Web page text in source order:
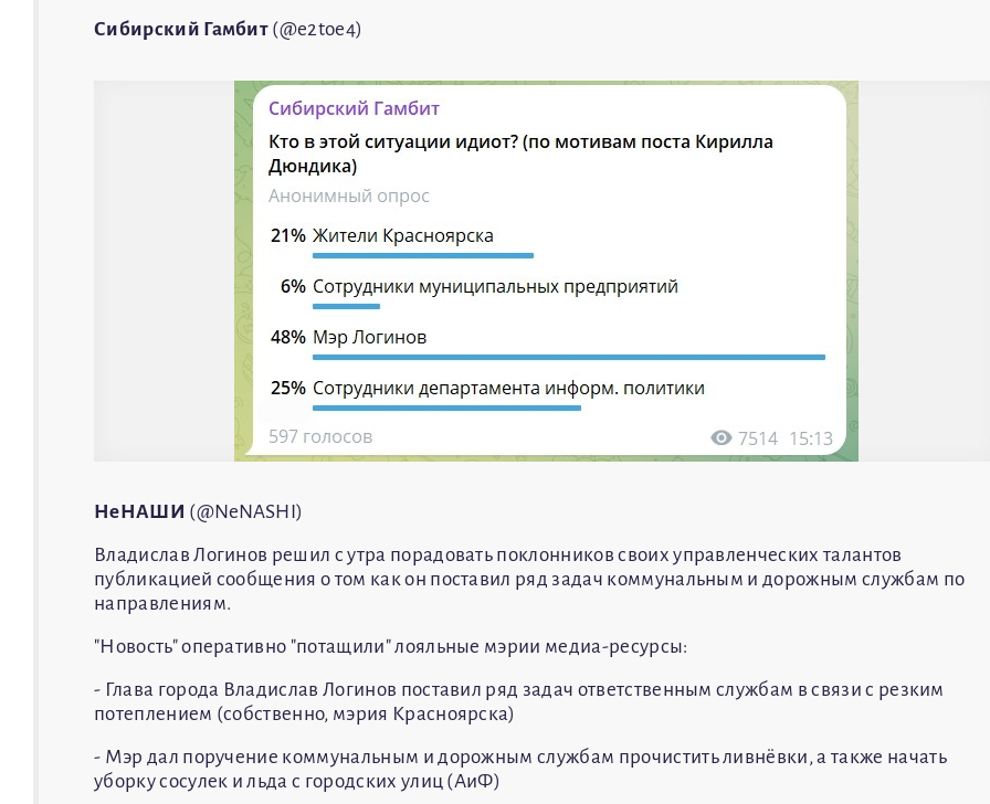
Сибирский Гамбит (@e2toe4)
НеНАШИ (@NeNASHI)
Владислав Логинов решил с утра порадовать поклонников своих управленческих талантов
публикацией сообщения о том как он поставил ряд задач коммунальным и дорожным службам по
направлениям.
"Новость" оперативно "потащили" лояльные мэрии медиа-ресурсы:
- Глава города Владислав Логинов поставил ряд задач ответственным службам в связи с резким
потеплением (собственно, мэрия Красноярска)
- Мэр дал поручение коммунальным и дорожным службам прочистить ливнёвки, а также начать
уборку сосулек и льда с городских улиц (АиФ)